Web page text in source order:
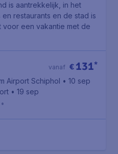
is aantrekkelijk, in het
restaurants en de stad is
een vakantie met de
€ 131*
vanaf
Airport Schiphol • 10 sep
• 19 sep
•